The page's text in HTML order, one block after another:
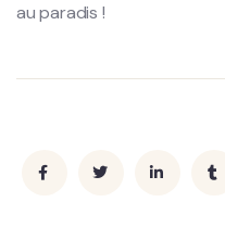
au paradis !